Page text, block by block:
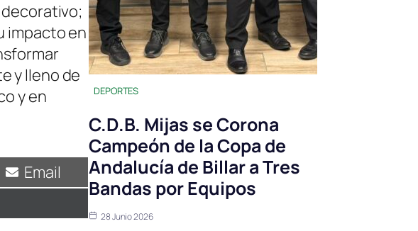
impacto en
y lleno de
y en
Compartir
en
Email
DEPORTES
C.D.B. Mijas se Corona
Campeón de la Copa de
Andalucía de Billar a Tres
Bandas por Equipos
28 Junio 2026